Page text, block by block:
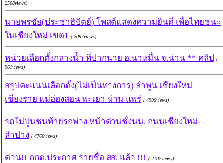
2508views)
นายพรชัย(ประชาธิปัตย์) โพสต์แสดงความยินดี เพื่อไทยชนะ
ในเชียงใหม่ เขต1 ( 2097views)
หน่วยเลือกตั้งกลางน้ำ ที่ปากนาย อ.นาหมื่น จ.น่าน ** คลิป (
961views)
สรุปคะแนนเลือกตั้ง(ไม่เป็นทางการ) ลำพูน เชียงใหม่
เชียงราย แม่ฮ่องสอน พะเยา น่าน แพร่ ( 4996views)
รถโม่ปูนชนท้ายรถพ่วง หน้าด่านชั่งนน. ถนนเชียงใหม่-
ลำปาง ( 4760views)
ด่วน!! กกต.ประกาศ รายชื่อ สส. แล้ว !!! ( 2107views)